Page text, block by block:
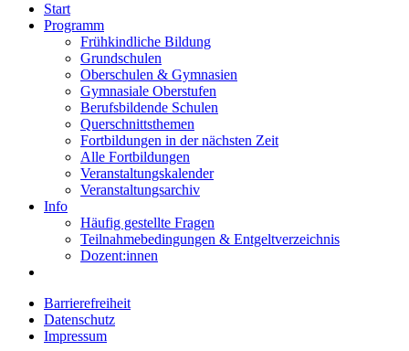
Start
Programm
Frühkindliche Bildung
Grundschulen
Oberschulen & Gymnasien
Gymnasiale Oberstufen
Berufsbildende Schulen
Querschnittsthemen
Fortbildungen in der nächsten Zeit
Alle Fortbildungen
Veranstaltungskalender
Veranstaltungsarchiv
Info
Häufig gestellte Fragen
Teilnahmebedingungen & Entgeltverzeichnis
Dozent:innen
Barrierefreiheit
Datenschutz
Impressum